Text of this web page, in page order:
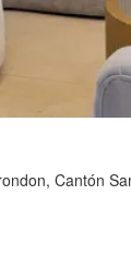
Cantón